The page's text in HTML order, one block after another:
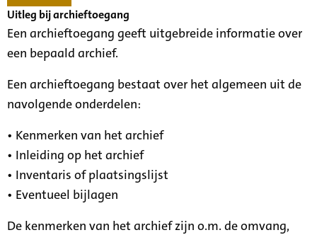
Uitleg bij archieftoegang
Een archieftoegang geeft uitgebreide informatie over
een bepaald archief.
Een archieftoegang bestaat over het algemeen uit de
navolgende onderdelen:
• Kenmerken van het archief
• Inleiding op het archief
• Inventaris of plaatsingslijst
• Eventueel bijlagen
De kenmerken van het archief zijn o.m. de omvang,